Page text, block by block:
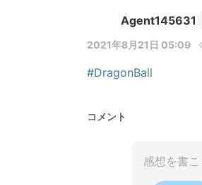
Agent145631
2021年8月21日 05:09
#DragonBall
コメント